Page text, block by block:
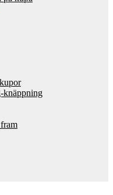
knäppning